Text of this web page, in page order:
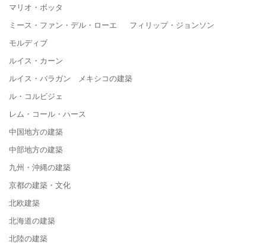
マリオ・ボッタ
ミース・ファン・デル・ローエ フィリップ・ジョンソン
モルディブ
ルイス・カーン
ルイス・バラガン メキシコの建築
ル・コルビジェ
レム・コール・ハース
中国地方の建築
中部地方の建築
九州・沖縄の建築
京都の建築・文化
北欧建築
北海道の建築
北陸の建築